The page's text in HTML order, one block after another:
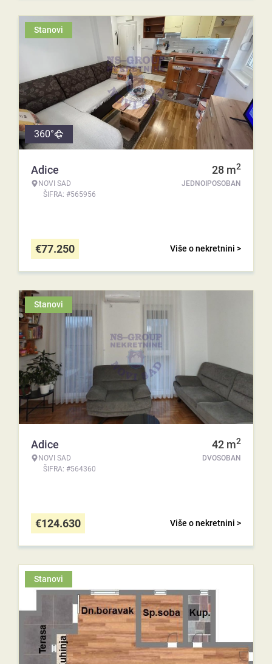
Stanovi
360°
Adice
NOVI SAD
ŠIFRA: #565956
28 m2
JEDNOIPOSOBAN
Više o nekretnini >
€77.250
Stanovi
Adice
NOVI SAD
ŠIFRA: #564360
42 m2
DVOSOBAN
Više o nekretnini >
€124.630
Stanovi